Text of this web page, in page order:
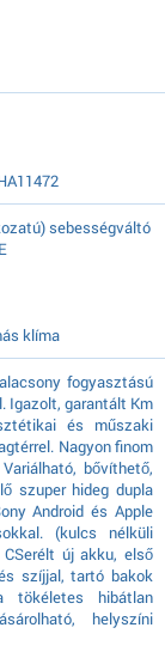
sebességváltó
klíma
fogyasztású
Igazolt, garantált Km
és műszaki
Nagyon finom
bővíthető,
szuper hideg dupla
Android és Apple
(kulcs nélküli
új akku, első
szíjjal, tartó bakok
tökéletes hibátlan
helyszíni